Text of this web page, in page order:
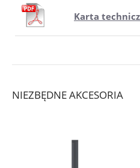
Karta
NIEZBĘDNE AKCESORIA